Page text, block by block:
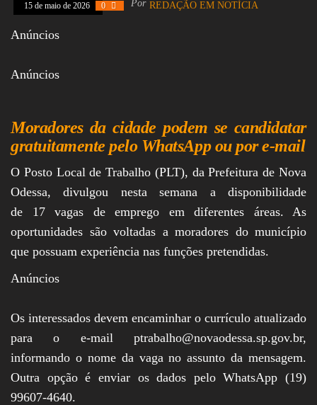
Assembleia
Cervejas, Comida,
Receitas, Chef, RH,
Emprego,
Negócios,
15 de maio de 2026 0 Por REDAÇÃO EM NOTÍCIA
Anúncios
Anúncios
Moradores da cidade podem se candidatar
gratuitamente pelo WhatsApp ou por e-mail
O Posto Local de Trabalho (PLT), da Prefeitura de Nova
Odessa, divulgou nesta semana a disponibilidade
de 17 vagas de emprego em diferentes áreas. As
oportunidades são voltadas a moradores do município
que possuam experiência nas funções pretendidas.
Anúncios
Os interessados devem encaminhar o currículo atualizado
para o e-mail ptrabalho@novaodessa.sp.gov.br,
informando o nome da vaga no assunto da mensagem.
Outra opção é enviar os dados pelo WhatsApp (19)
99607-4640.